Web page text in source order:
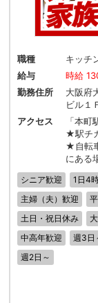
職種
キッチ
給与
時給
勤務住所
大阪府
ビル１
アクセス
「本
★駅チ
★自転
にある
シニア歓迎 1日4
主婦（夫）歓迎
土日・祝日休み
中高年歓迎
週3日
週2日～